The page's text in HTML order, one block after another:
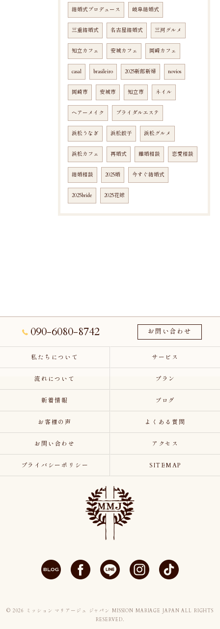
結婚式プロデュース 岐阜結婚式
三重結婚式 名古屋結婚式 三河グルメ
知立カフェ 安城カフェ 岡崎カフェ
casal brasileiro 2025新郎新婦 novios
岡崎市 安城市 知立市 ネイル
ヘアーメイク ブライダルエステ
浜松うなぎ 浜松餃子 浜松グルメ
浜松カフェ 再婚式 離婚相談 恋愛相談
結婚相談 2025婚 今すぐ結婚式
2025bride 2025花嫁
090-6080-8742 お問い合わせ
私たちについて サービス
流れについて プラン
新着情報 ブログ
お客様の声 よくある質問
お問い合わせ アクセス
プライバシーポリシー SITEMAP
© 2026 ミッション マリアージュ ジャパン MISSION MARIAGE JAPAN ALL RIGHTS
RESERVED.